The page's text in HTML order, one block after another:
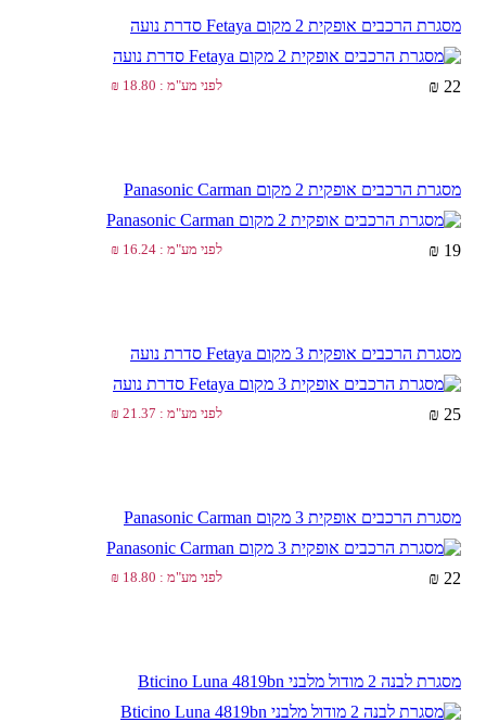
מסגרת הרכבים אופקית 2 מקום Fetaya סדרת נועה
לפני מע"מ : 18.80 ₪ 22 ₪
מסגרת הרכבים אופקית 2 מקום Panasonic Carman
לפני מע"מ : 16.24 ₪ 19 ₪
מסגרת הרכבים אופקית 3 מקום Fetaya סדרת נועה
לפני מע"מ : 21.37 ₪ 25 ₪
מסגרת הרכבים אופקית 3 מקום Panasonic Carman
לפני מע"מ : 18.80 ₪ 22 ₪
מסגרת לבנה 2 מודול מלבני Bticino Luna 4819bn